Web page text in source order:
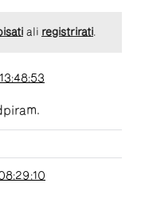
ali registrirati.